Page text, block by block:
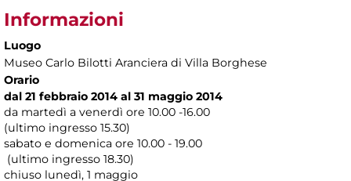
Informazioni
Luogo
Museo Carlo Bilotti Aranciera di Villa Borghese
Orario
dal 21 febbraio 2014 al 31 maggio 2014
da martedì a venerdì ore 10.00 -16.00
(ultimo ingresso 15.30)
sabato e domenica ore 10.00 - 19.00
(ultimo ingresso 18.30)
chiuso lunedì, 1 maggio